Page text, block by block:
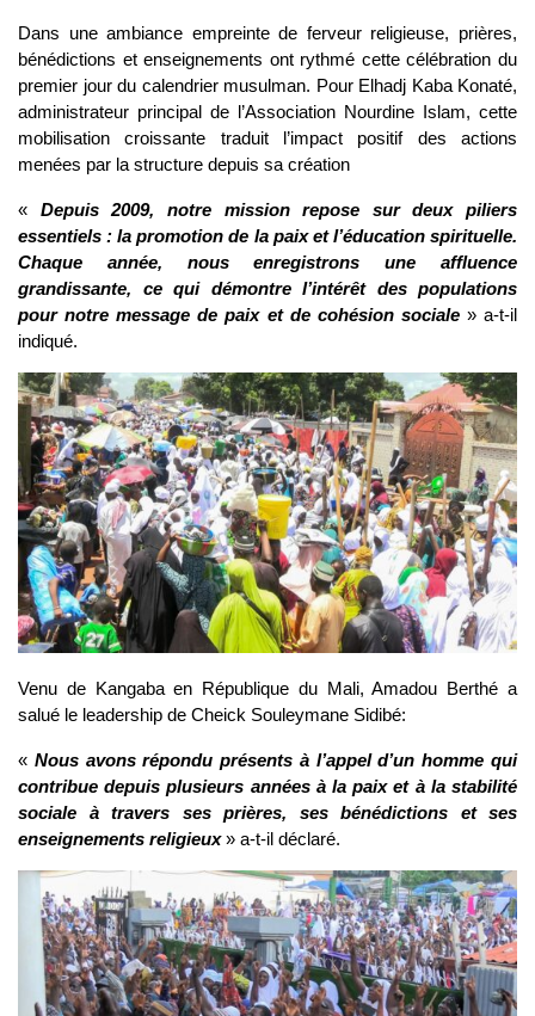
Dans une ambiance empreinte de ferveur religieuse, prières,
bénédictions et enseignements ont rythmé cette célébration du
premier jour du calendrier musulman. Pour Elhadj Kaba Konaté,
administrateur principal de l’Association Nourdine Islam, cette
mobilisation croissante traduit l’impact positif des actions
menées par la structure depuis sa création
« Depuis 2009, notre mission repose sur deux piliers
essentiels : la promotion de la paix et l’éducation spirituelle.
Chaque année, nous enregistrons une affluence
grandissante, ce qui démontre l’intérêt des populations
pour notre message de paix et de cohésion sociale» a-t-il
indiqué.
Venu de Kangaba en République du Mali, Amadou Berthé a
salué le leadership de Cheick Souleymane Sidibé:
« Nous avons répondu présents à l’appel d’un homme qui
contribue depuis plusieurs années à la paix et à la stabilité
sociale à travers ses prières, ses bénédictions et ses
enseignements religieux» a-t-il déclaré.